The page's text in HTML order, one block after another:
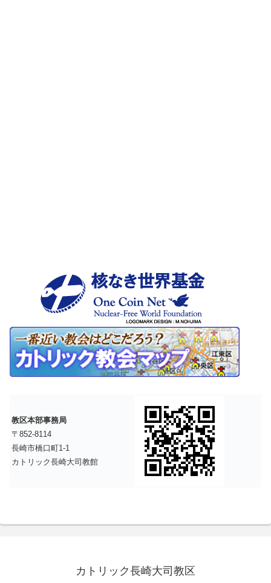
教区本部事務局
〒852-8114
長崎市橋口町1-1
カトリック長崎大司教館
カトリック長崎大司教区